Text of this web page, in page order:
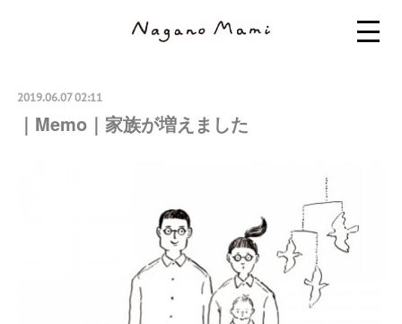
2019.06.07 02:11
｜Memo｜家族が増えました